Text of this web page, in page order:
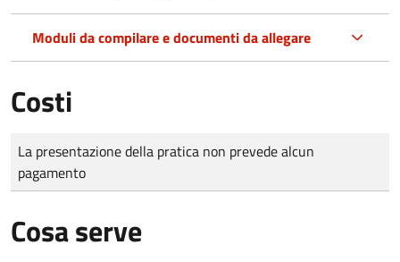
Moduli da compilare e documenti da allegare
Costi
Tipo di pagamento
Importo
La presentazione della pratica non prevede alcun
pagamento
Cosa serve